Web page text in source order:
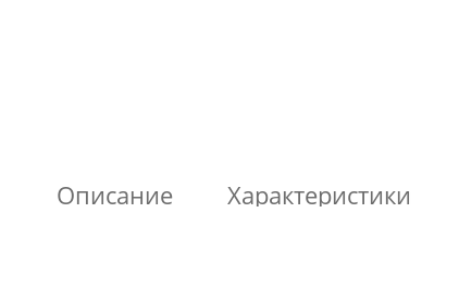
Описание Характеристики